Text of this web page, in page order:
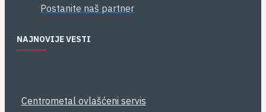
Postanite naš partner
NAJNOVIJE VESTI
Centrometal ovlašćeni servis